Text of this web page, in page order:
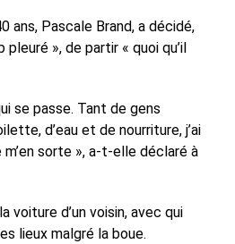
ans, Pascale Brand, a décidé,
», de partir « quoi qu’il
se passe. Tant de gens
d’eau et de nourriture, j’ai
sorte », a-t-elle déclaré à
voiture d’un voisin, avec qui
lieux malgré la boue.